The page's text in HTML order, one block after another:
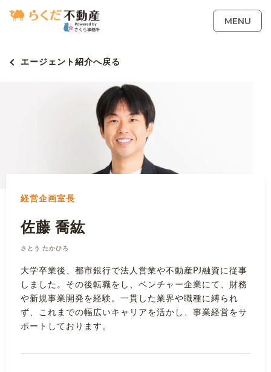
MENU
エージェント紹介へ戻る
経営企画室長
佐藤 喬紘
さとう たかひろ
大学卒業後、都市銀行で法人営業や不動産PJ融資に従事
しました。その後転職をし、ベンチャー企業にて、財務
や新規事業開発を経験。一貫した業界や職種に縛られ
ず、これまでの幅広いキャリアを活かし、事業経営をサ
ポートしております。